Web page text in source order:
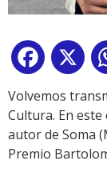
Facebook
X
Volvemos
Cultura. En
autor de Soma
Premio